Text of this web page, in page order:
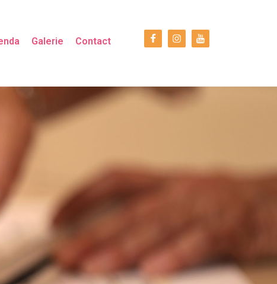
Galerie Contact